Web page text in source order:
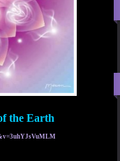
the Earth